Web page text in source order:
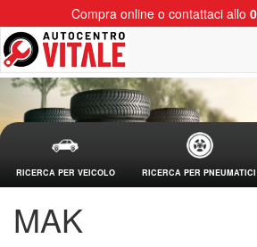
Compra online o contattaci allo
RICERCA PER VEICOLO RICERCA PER PNEUMATICI
MAK